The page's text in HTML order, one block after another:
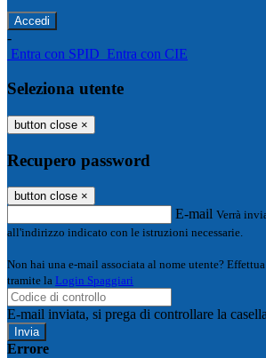
-
Entra con SPID Entra con CIE
Seleziona utente
button close ×
Recupero password
button close ×
E-mail Verrà
all'indirizzo indicato con le istruzioni necessarie.
Non hai una e-mail associata al nome utente?
tramite la Login Spaggiari
E-mail inviata, si prega di controllare la
Errore